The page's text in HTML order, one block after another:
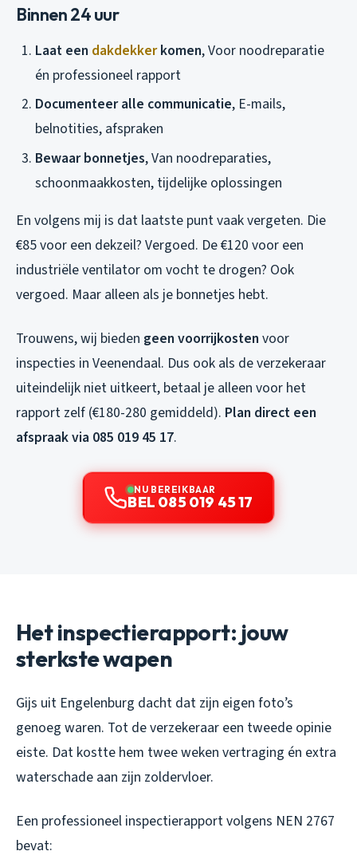
Binnen 24 uur
Laat een dakdekkerkomen, Voor noodreparatie
én professioneel rapport
Documenteer alle communicatie, E-mails,
belnotities, afspraken
Bewaar bonnetjes, Van noodreparaties,
schoonmaakkosten, tijdelijke oplossingen
En volgens mij is dat laatste punt vaak vergeten. Die
€85 voor een dekzeil? Vergoed. De €120 voor een
industriële ventilator om vocht te drogen? Ook
vergoed. Maar alleen als je bonnetjes hebt.
Trouwens, wij bieden geen voorrijkosten voor
inspecties in Veenendaal. Dus ook als de verzekeraar
uiteindelijk niet uitkeert, betaal je alleen voor het
rapport zelf (€180-280 gemiddeld). Plan direct een
afspraak via 085 019 45 17.
NU BEREIKBAAR
BEL 085 019 45 17
Het inspectierapport: jouw
sterkste wapen
Gijs uit Engelenburg dacht dat zijn eigen foto’s
genoeg waren. Tot de verzekeraar een tweede opinie
eiste. Dat kostte hem twee weken vertraging én extra
waterschade aan zijn zoldervloer.
Een professioneel inspectierapport volgens NEN 2767
bevat: